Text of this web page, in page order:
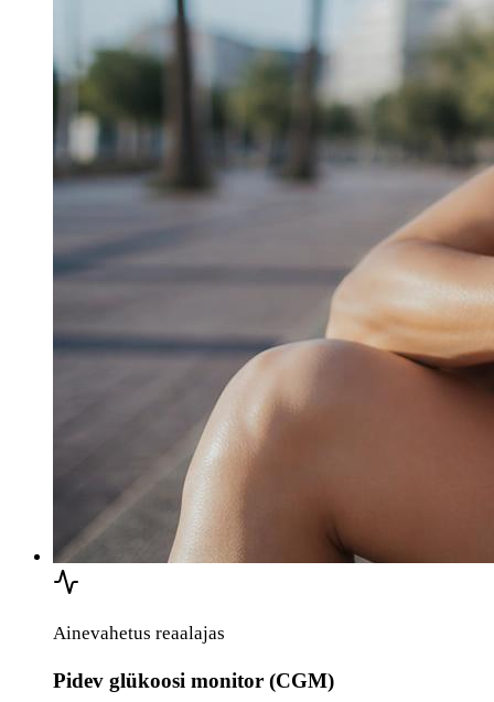
Ainevahetus reaalajas
Pidev glükoosi monitor (CGM)